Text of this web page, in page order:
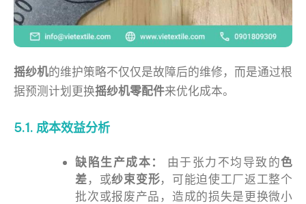
摇纱机的维护策略不仅仅是故障后的维修，而是通过根
据预测计划更换摇纱机零配件来优化成本。
5.1. 成本效益分析
缺陷生产成本： 由于张力不均导致的色
差，或纱束变形，可能迫使工厂返工整个
批次或报废产品，造成的损失是更换微小